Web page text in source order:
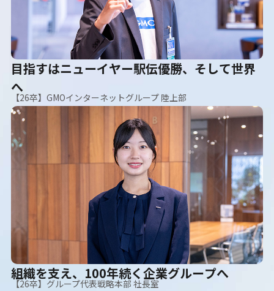
目指すはニューイヤー駅伝優勝、そして世界
へ
【26卒】GMOインターネットグループ 陸上部
組織を支え、100年続く企業グループへ
【26卒】グループ代表戦略本部 社長室